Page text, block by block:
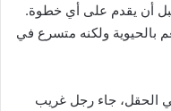
قبل أن يقدم على أي خطوة.
بالحيوية ولكنه متسرع في
الحقل، جاء رجل غريب